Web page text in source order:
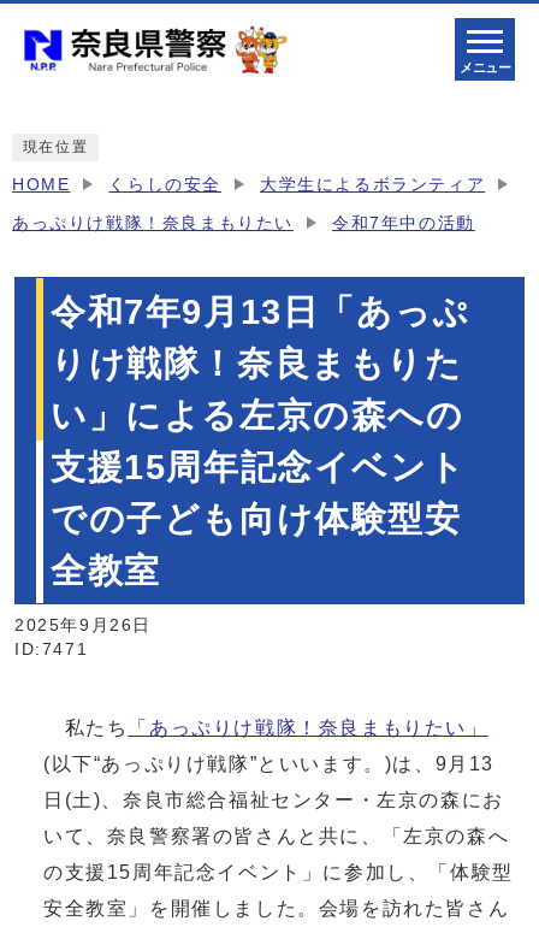
メニュー
現在位置
HOME くらしの安全 大学生によるボランティア
あっぷりけ戦隊！奈良まもりたい 令和7年中の活動
令和7年9月13日「あっぷ
りけ戦隊！奈良まもりた
い」による左京の森への
支援15周年記念イベント
での子ども向け体験型安
全教室
2025年9月26日
ID:7471
私たち
「あっぷりけ戦隊！奈良まもりたい」
(以下“あっぷりけ戦隊”といいます。)は、9月13
日(土)、奈良市総合福祉センター・左京の森にお
いて、奈良警察署の皆さんと共に、「左京の森へ
の支援15周年記念イベント」に参加し、「体験型
安全教室」を開催しました。会場を訪れた皆さん